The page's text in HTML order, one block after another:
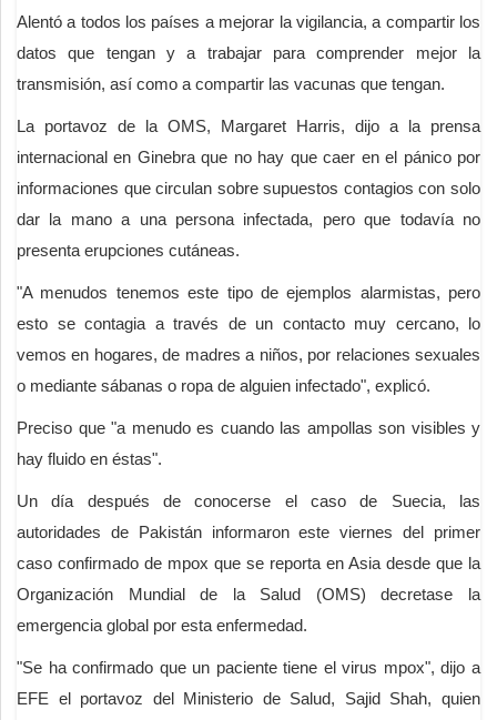
Alentó a todos los países a mejorar la vigilancia, a compartir los
datos que tengan y a trabajar para comprender mejor la
transmisión, así como a compartir las vacunas que tengan.
La portavoz de la OMS, Margaret Harris, dijo a la prensa
internacional en Ginebra que no hay que caer en el pánico por
informaciones que circulan sobre supuestos contagios con solo
dar la mano a una persona infectada, pero que todavía no
presenta erupciones cutáneas.
"A menudos tenemos este tipo de ejemplos alarmistas, pero
esto se contagia a través de un contacto muy cercano, lo
vemos en hogares, de madres a niños, por relaciones sexuales
o mediante sábanas o ropa de alguien infectado", explicó.
Preciso que "a menudo es cuando las ampollas son visibles y
hay fluido en éstas".
​Un día después de conocerse el caso de Suecia, las
autoridades de Pakistán informaron este viernes del primer
caso confirmado de mpox que se reporta en Asia desde que la
Organización Mundial de la Salud (OMS) decretase la
emergencia global por esta enfermedad.
"Se ha confirmado que un paciente tiene el virus mpox", dijo a
EFE el portavoz del Ministerio de Salud, Sajid Shah, quien